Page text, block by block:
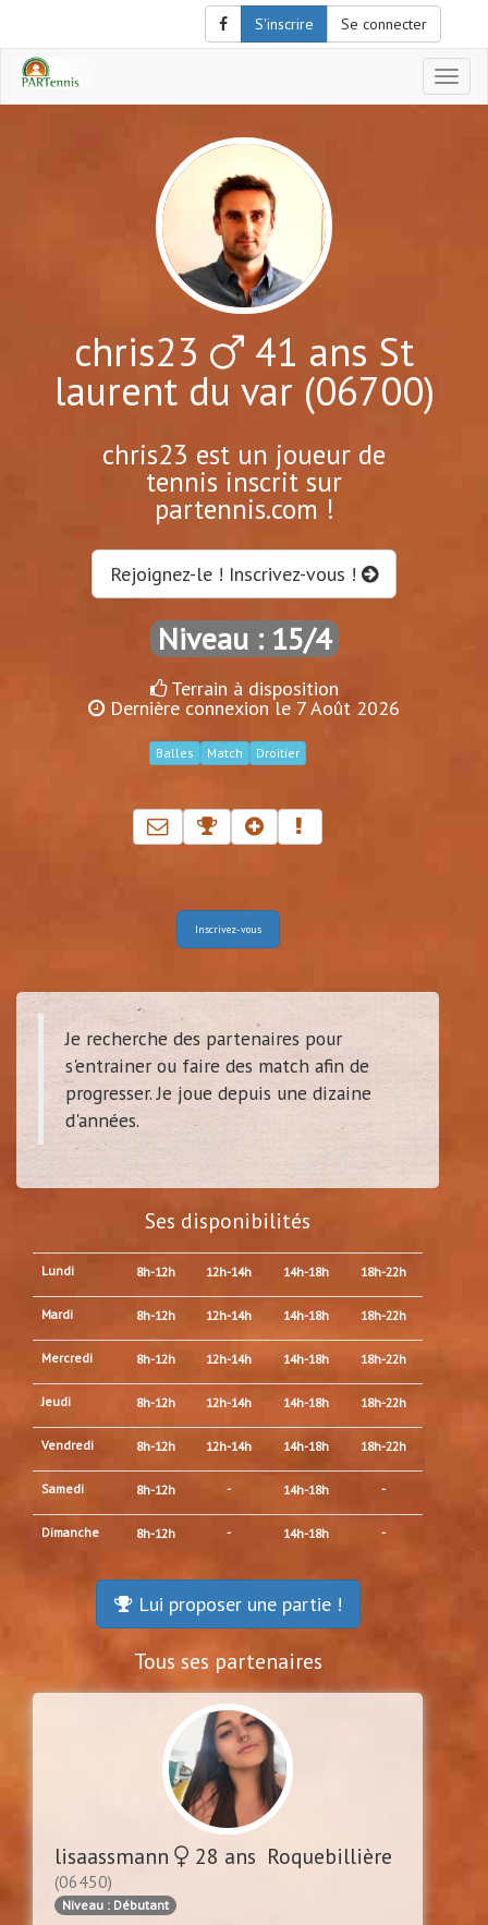
S'inscrire Se connecter
le
chris23 41 ans St
laurent du var (06700)
chris23 est un joueur de
tennis inscrit sur
partennis.com !
Rejoignez-le ! Inscrivez-vous !
Niveau : 15/4
Terrain à disposition
Dernière connexion le 7 Août 2026
Balles Match Droitier
Inscrivez-vous
Je recherche des partenaires pour
s'entrainer ou faire des match afin de
progresser. Je joue depuis une dizaine
d'années.
Ses disponibilités
Lundi 8h-12h 12h-14h 14h-18h 18h-22h
Mardi 8h-12h 12h-14h 14h-18h 18h-22h
Mercredi 8h-12h 12h-14h 14h-18h 18h-22h
Jeudi 8h-12h 12h-14h 14h-18h 18h-22h
Vendredi 8h-12h 12h-14h 14h-18h 18h-22h
Samedi 8h-12h - 14h-18h -
Dimanche 8h-12h - 14h-18h -
Lui proposer une partie !
Tous ses partenaires
lisaassmann 28 ans Roquebillière
(06450)
Niveau : Débutant